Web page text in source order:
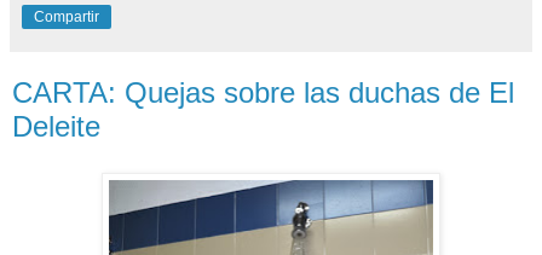
Compartir
CARTA: Quejas sobre las duchas de El
Deleite